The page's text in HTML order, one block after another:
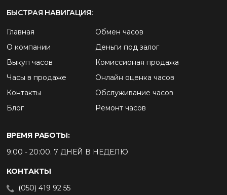
БЫСТРАЯ НАВИГАЦИЯ:
Главная
О компании
Выкуп часов
Часы в продаже
Контакты
Блог
Обмен часов
Деньги под залог
Комиссионая продажа
Онлайн оценка часов
Обслуживание часов
Ремонт часов
ВРЕМЯ РАБОТЫ:
9:00 - 20:00. 7 ДНЕЙ В НЕДЕЛЮ
КОНТАКТЫ
(050) 419 92 55